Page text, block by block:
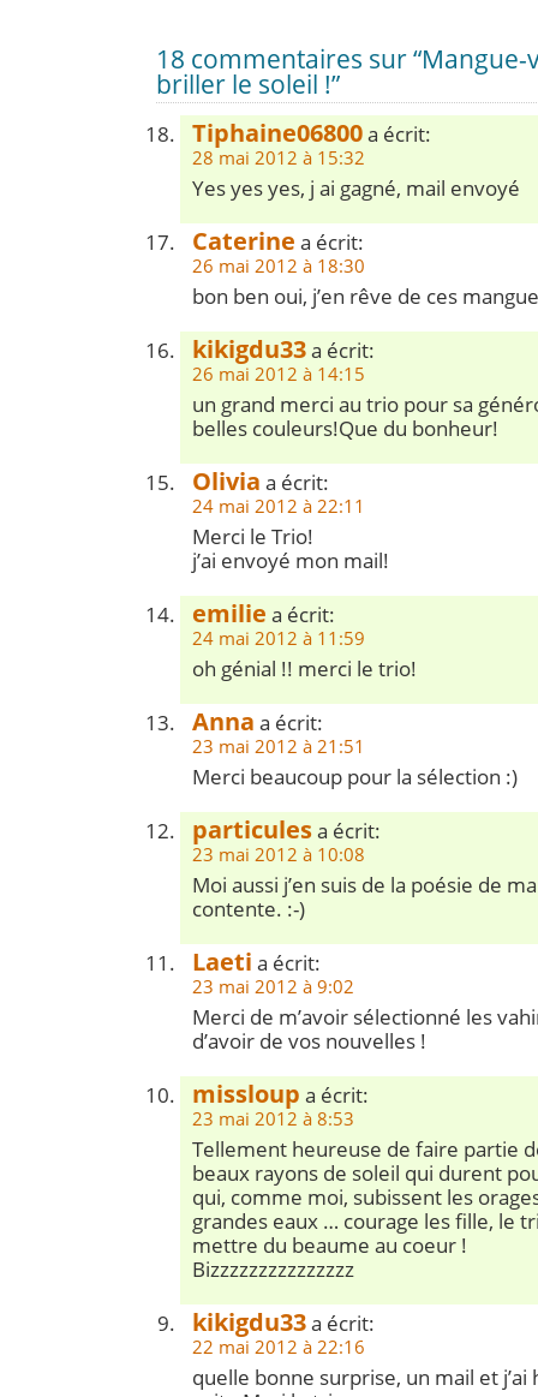
18 commentaires sur
briller le soleil !”
Tiphaine06800a écrit:
28 mai 2012 à 15:32
Yes yes yes, j ai gagné, mail envoyé
Caterine a écrit:
26 mai 2012 à 18:30
bon ben oui, j’en rêve de ces
kikigdu33a écrit:
26 mai 2012 à 14:15
un grand merci au trio pour sa
belles couleurs!Que du bonheur!
Olivia a écrit:
24 mai 2012 à 22:11
Merci le Trio!
j’ai envoyé mon mail!
emilie a écrit:
24 mai 2012 à 11:59
oh génial !! merci le trio!
Anna a écrit:
23 mai 2012 à 21:51
Merci beaucoup pour la sélection :)
particulesa écrit:
23 mai 2012 à 10:08
Moi aussi j’en suis de la poésie de
contente. :-)
Laeti a écrit:
23 mai 2012 à 9:02
Merci de m’avoir sélectionné les
d’avoir de vos nouvelles !
missloup a écrit:
23 mai 2012 à 8:53
Tellement heureuse de faire partie
beaux rayons de soleil qui durent
qui, comme moi, subissent les
grandes eaux … courage les fille, le
mettre du beaume au coeur !
Bizzzzzzzzzzzzzzz
kikigdu33a écrit:
22 mai 2012 à 22:16
quelle bonne surprise, un mail et j’ai